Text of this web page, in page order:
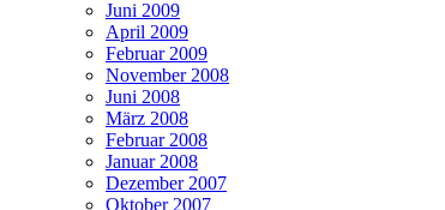
Juni 2009
April 2009
Februar 2009
November 2008
Juni 2008
März 2008
Februar 2008
Januar 2008
Dezember 2007
Oktober 2007